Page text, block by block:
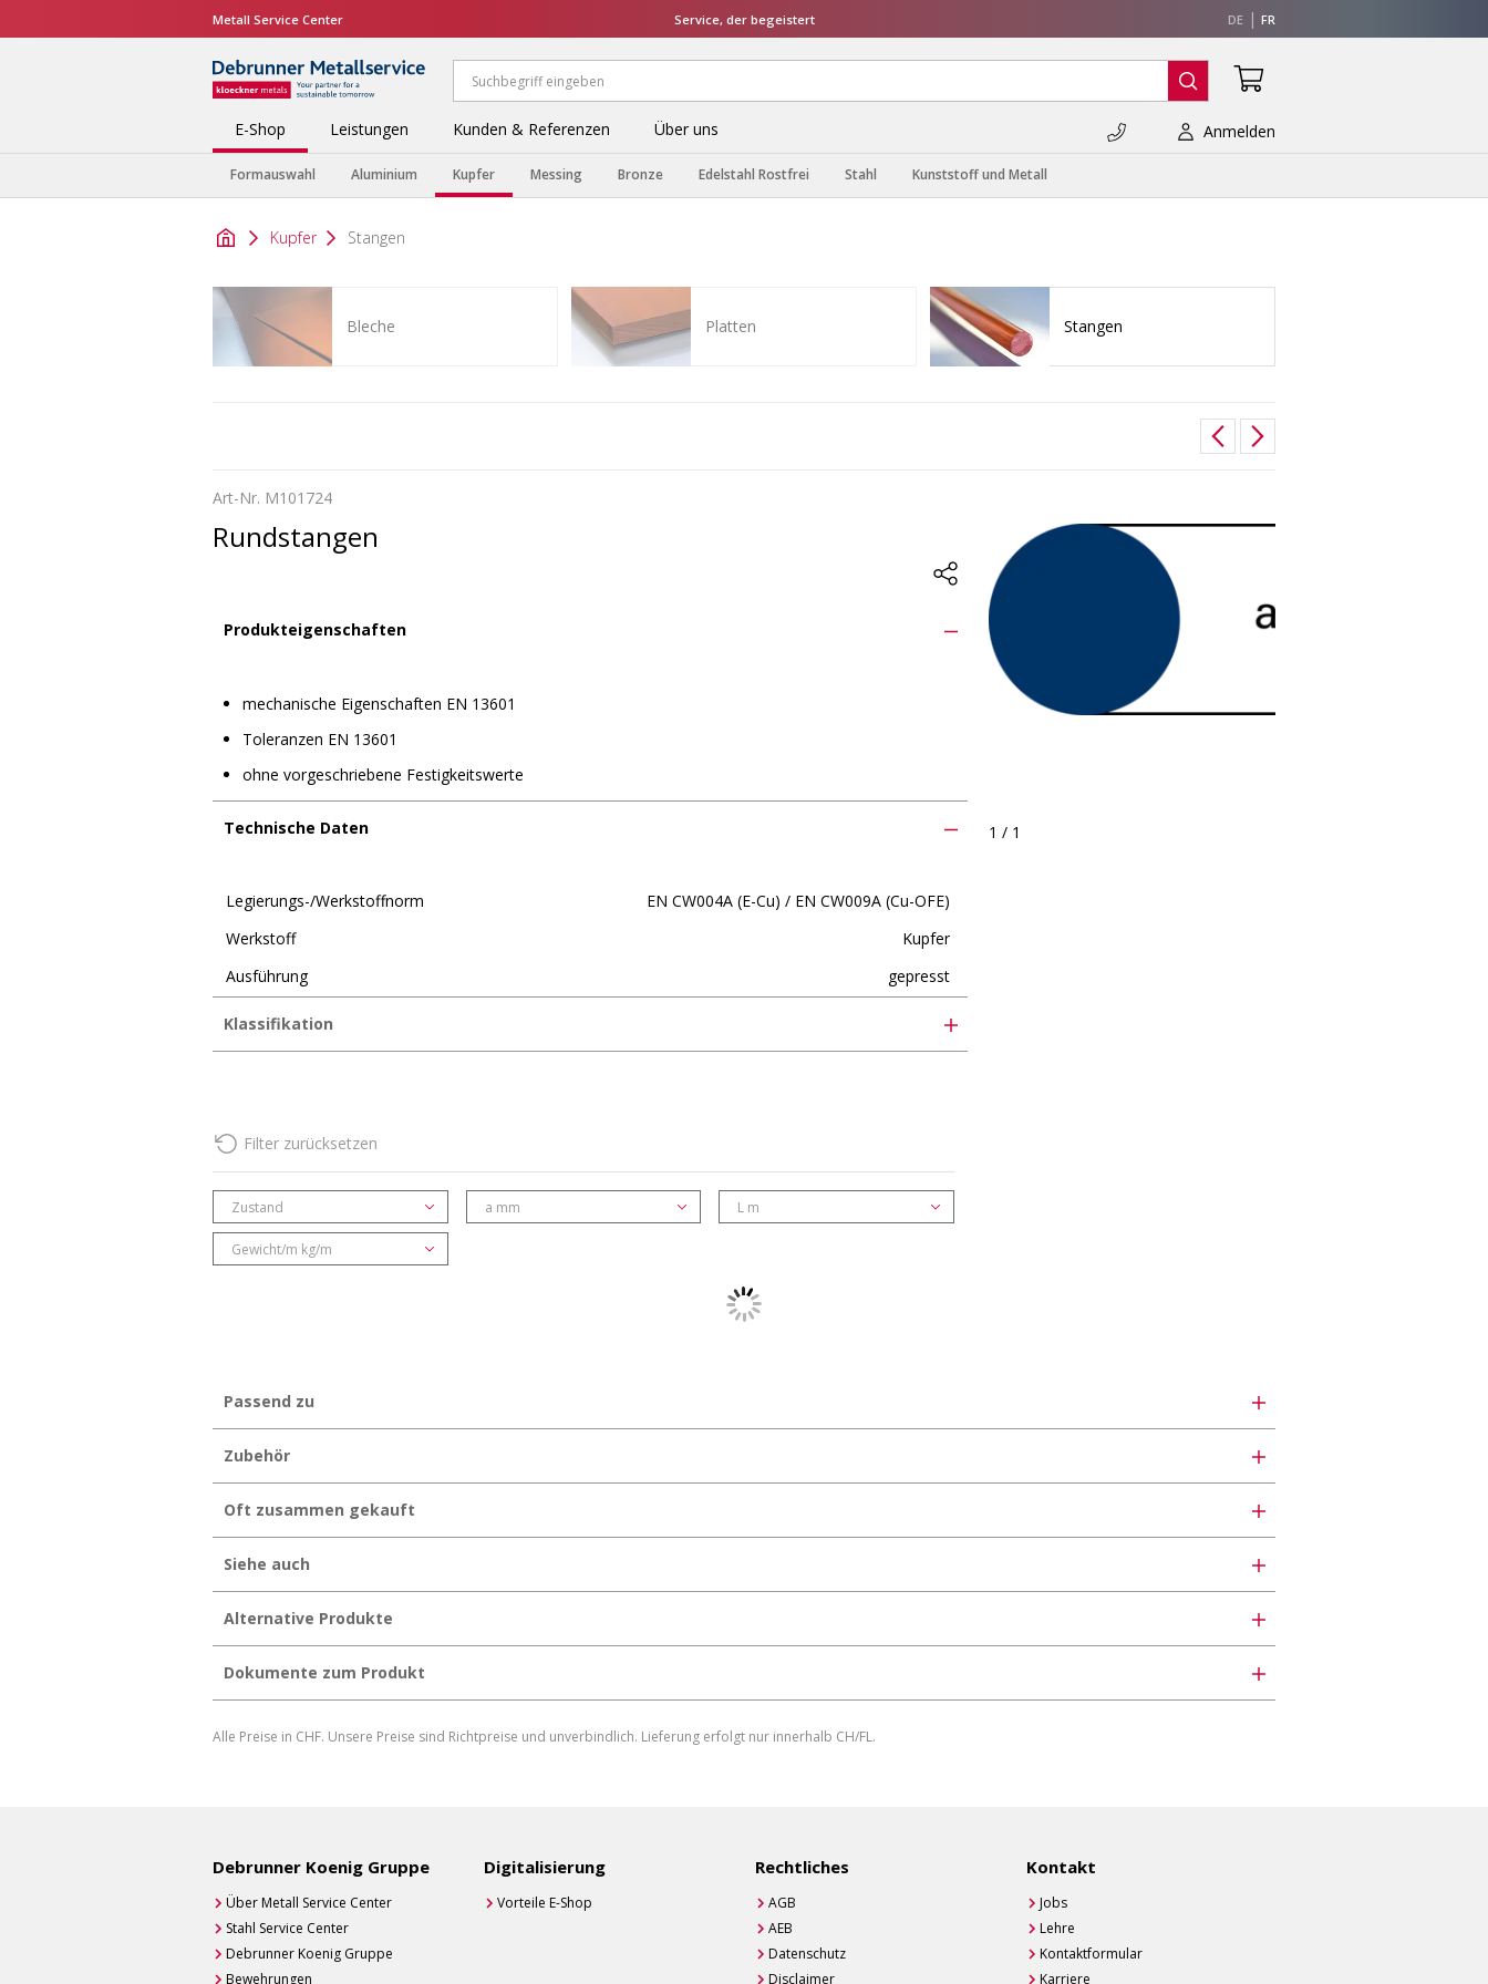
Metall Service Center Service, der begeistert DE FR
E-Shop Leistungen Kunden & Referenzen Über uns
Formauswahl Aluminium Kupfer Messing Bronze Edelstahl Rostfrei Stahl Kunststoff und Metall
Anmelden
Kupfer Stangen
Bleche Platten Stangen
Art-Nr. M101724
Rundstangen
Produkteigenschaften
mechanische Eigenschaften EN 13601
Toleranzen EN 13601
ohne vorgeschriebene Festigkeitswerte
Technische Daten
Legierungs-/Werkstoffnorm
EN CW004A (E-Cu) / EN CW009A (Cu-OFE)
Werkstoff
Kupfer
Ausführung
gepresst
Klassifikation
eClass 10.1
35-02-03-02
1 / 1
Filter zurücksetzen
Zustand a mm L m
Gewicht/m kg/m
Passend zu
Zubehör
Oft zusammen gekauft
Siehe auch
Alternative Produkte
Dokumente zum Produkt
Produktdatenblatt individuell generieren
Alle Preise in CHF. Unsere Preise sind Richtpreise und unverbindlich. Lieferung erfolgt nur innerhalb CH/FL.
Debrunner Koenig Gruppe
Über Metall Service Center
Stahl Service Center
Debrunner Koenig Gruppe
Bewehrungen
Digitalisierung
Vorteile E-Shop
Rechtliches
AGB
AEB
Datenschutz
Disclaimer
Kontakt
Jobs
Lehre
Kontaktformular
Karriere